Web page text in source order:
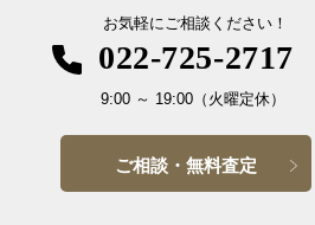
お気軽にご相談ください！
022-725-2717
9:00 ～ 19:00 （火曜定休）
ご相談・無料査定